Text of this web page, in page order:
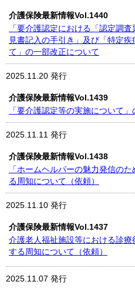
介護保険最新情報Vol.1440
「要介護認定における「認定調
見書記入の手引き」及び「特定
て」の一部改正について
2025.11.20 発行
介護保険最新情報Vol.1439
「要介護認定等の実施について
2025.11.11 発行
介護保険最新情報Vol.1438
「ホームヘルパーの魅力発信の
る周知について（依頼）
2025.11.10 発行
介護保険最新情報Vol.1437
介護老人福祉施設等における診
する周知について（依頼）
2025.11.07 発行